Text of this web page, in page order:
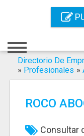
Registro
Contacto
Servicios Online
Servicios SEO
Directorio De
» Profesionales »
ROCO
Consultar